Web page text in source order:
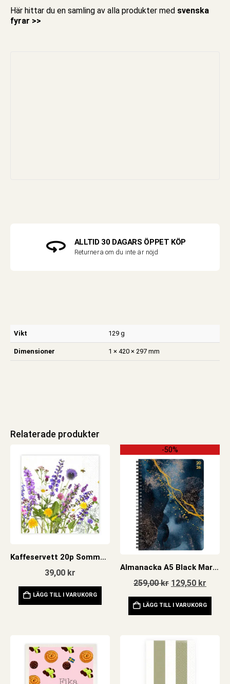
Här hittar du en samling av alla produkter med svenska
fyrar >>
ALLTID 30 DAGARS ÖPPET KÖP
Returnera om du inte är nöjd
Vikt 129 g
Dimensioner 1 × 420 × 297 mm
Relaterade produkter
Kaffeservett 20p Sommaräng
39,00 kr
LÄGG TILL I VARUKORG
-50%
Almanacka A5 Black Marble 2026
259,00kr Det
ursprungliga
priset
var:
259,00 kr.
129,50 kr
priset
är:
LÄGG TILL I VARUKORG